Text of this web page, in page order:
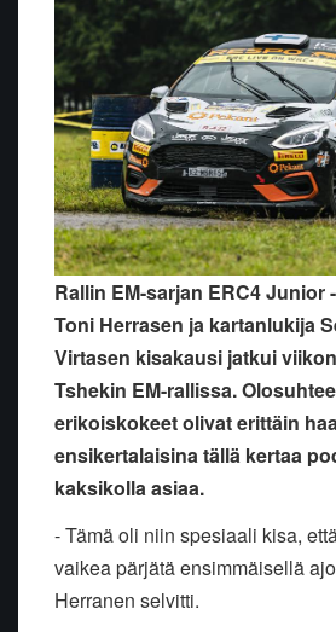
Rallin EM-sarjan ERC4 Junior
Toni Herrasen ja kartanlukija
Virtasen kisakausi jatkui
Tshekin EM-rallissa.
erikoiskokeet olivat erittäin
ensikertalaisina tällä kertaa
kaksikolla asiaa.
- Tämä oli niin spesiaali kisa,
vaikea pärjätä ensimmäisellä
Herranen selvitti.